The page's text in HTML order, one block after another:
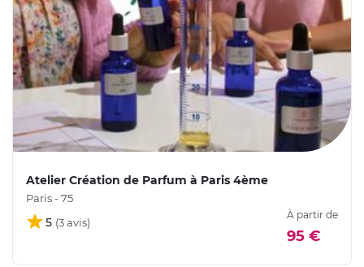
Atelier Création de Parfum à Paris 4ème
Paris - 75
5
À partir de
95 €